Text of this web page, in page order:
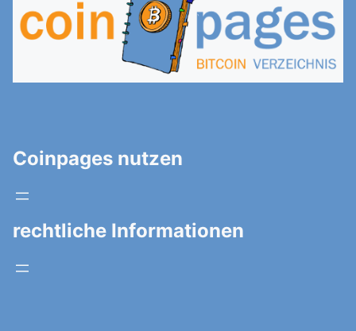
Coinpages nutzen
rechtliche Informationen